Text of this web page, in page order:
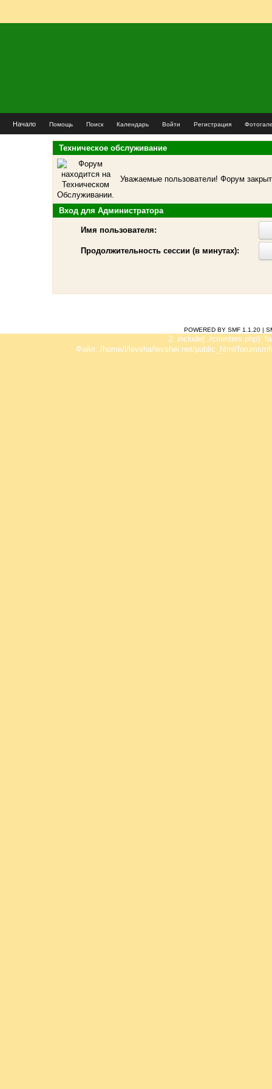
Начало Помощь Поиск Календарь Войти Регистрация
Техническое обслуживание
Уважаемые пользователи! Форум
Вход для Администратора
Имя пользователя:
Продолжительность сессии (в минутах):
POWERED BY SMF 1.1.20 |
2: include(../counters.php):
Файл: /home/l/levsha/levshei.net/public_html/